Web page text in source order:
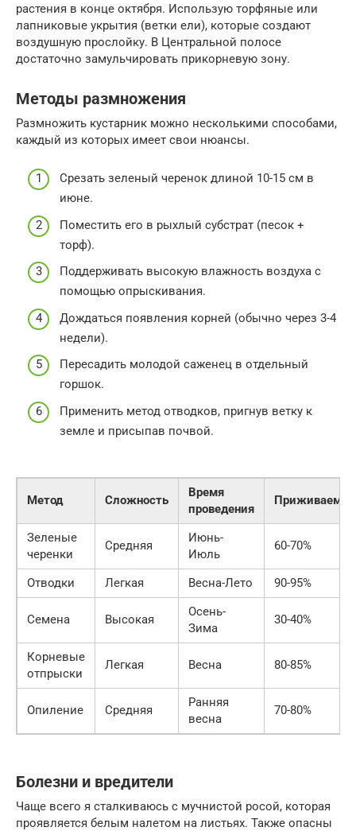
растения в конце октября. Использую торфяные или
лапниковые укрытия (ветки ели), которые создают
воздушную прослойку. В Центральной полосе
достаточно замульчировать прикорневую зону.
Методы размножения
Размножить кустарник можно несколькими способами,
каждый из которых имеет свои нюансы.
Срезать зеленый черенок длиной 10-15 см в
июне.
Поместить его в рыхлый субстрат (песок +
торф).
Поддерживать высокую влажность воздуха с
помощью опрыскивания.
Дождаться появления корней (обычно через 3-4
недели).
Пересадить молодой саженец в отдельный
горшок.
Применить метод отводков, пригнув ветку к
земле и присыпав почвой.
Метод Сложность
Время
проведения
Зеленые
черенки
Средняя
Июнь-
Июль
60-70%
Отводки Легкая Весна-Лето 90-95%
Семена Высокая
Осень-
Зима
30-40%
Корневые
отпрыски
Легкая Весна 80-85%
Опиление Средняя
Ранняя
весна
70-80%
Болезни и вредители
Чаще всего я сталкиваюсь с мучнистой росой, которая
проявляется белым налетом на листьях. Также опасны